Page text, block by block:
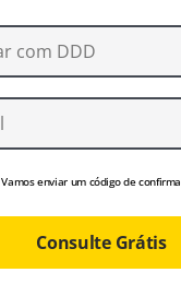
Vamos enviar um código de
Consulte Grátis